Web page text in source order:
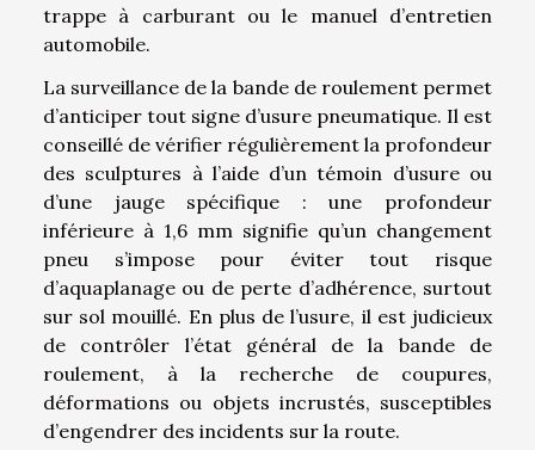
trappe à carburant ou le manuel d’entretien
automobile.
La surveillance de la bande de roulement permet
d’anticiper tout signe d’usure pneumatique. Il est
conseillé de vérifier régulièrement la profondeur
des sculptures à l’aide d’un témoin d’usure ou
d’une jauge spécifique : une profondeur
inférieure à 1,6 mm signifie qu’un changement
pneu s’impose pour éviter tout risque
d’aquaplanage ou de perte d’adhérence, surtout
sur sol mouillé. En plus de l’usure, il est judicieux
de contrôler l’état général de la bande de
roulement, à la recherche de coupures,
déformations ou objets incrustés, susceptibles
d’engendrer des incidents sur la route.